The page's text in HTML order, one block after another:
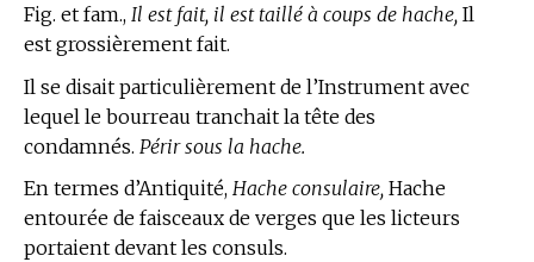
Fig. et fam., Il est fait, il est taillé à coups de hache, Il
est grossièrement fait.
Il se disait particulièrement de l’Instrument avec
lequel le bourreau tranchait la tête des
condamnés. Périr sous la hache.
En termes d’Antiquité, Hache consulaire, Hache
entourée de faisceaux de verges que les licteurs
portaient devant les consuls.